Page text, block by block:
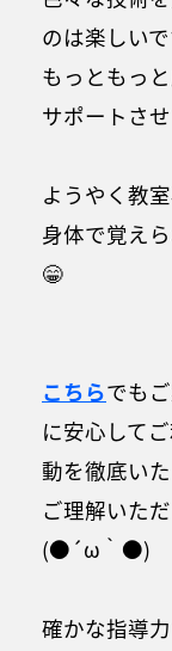
のは楽しい
もっともっ
サポートさ
ようやく教
身体で覚え
😁
こちらでも
に安心して
動を徹底い
ご理解いた
(●´ω｀●)
確かな指導